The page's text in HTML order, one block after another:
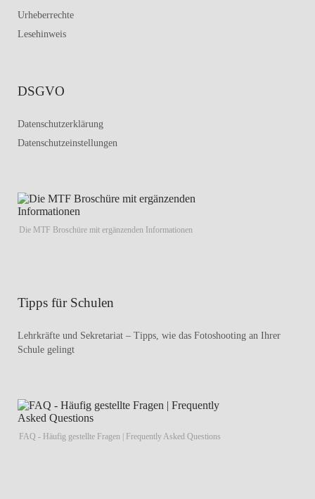
Urheberrechte
Lesehinweis
DSGVO
Datenschutzerklärung
Datenschutzeinstellungen
Die MTF Broschüre mit ergänzenden Informationen
Tipps für Schulen
Lehrkräfte und Sekretariat – Tipps, wie das Fotoshooting an Ihrer
Schule gelingt
FAQ - Häufig gestellte Fragen | Frequently Asked Questions